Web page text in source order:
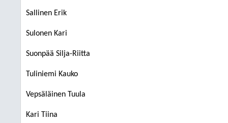
Sallinen Erik
Sulonen Kari
Suonpää Silja-Riitta
Tuliniemi Kauko
Vepsäläinen Tuula
Kari Tiina